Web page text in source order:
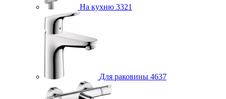
На кухню 3321
Для раковины 4637